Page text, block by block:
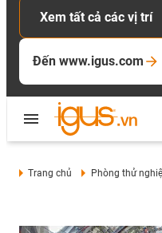
Xem tất cả các vị trí
Đến www.igus.com
Trang chủ Phòng thử